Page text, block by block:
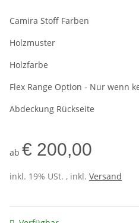
Camira Stoff Farben
Holzmuster
Holzfarbe
Flex Range Option - Nur wenn
Abdeckung Rückseite
ab € 200,00
inkl. 19% USt. , inkl. Versand